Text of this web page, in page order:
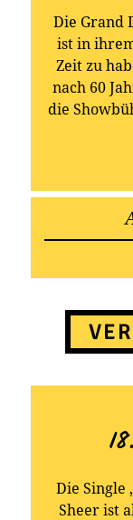
Die Grand
ist in
Zeit zu
nach 60
die
Die Single
Sheer ist